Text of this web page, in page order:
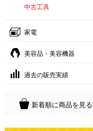
中古工具
家電
美容品・美容機器
過去の販売実績
新着順に商品を見る